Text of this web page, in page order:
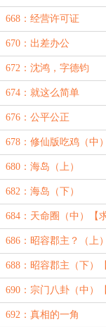
668：经营许可证
670：出差办公
672：沈鸿，字德钧
674：就这么简单
676：公平公正
678：修仙版吃鸡（中）
680：海岛（上）
682：海岛（下）
684：天命圈（中）【
686：昭容郡主？（上）
688：昭容郡主（下）
690：宗门八卦（中）
692：真相的一角